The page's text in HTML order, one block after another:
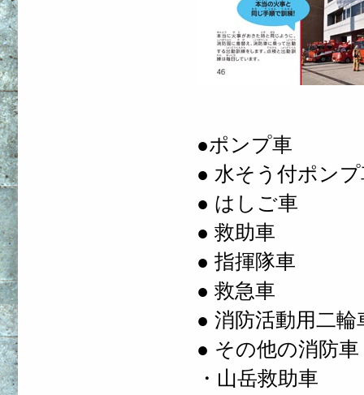
●ポンプ車
● 水そう付ポン
● はしご車
● 救助車
● 指揮隊車
● 救急車
● 消防活動用二
● その他の消防車
・山岳救助車